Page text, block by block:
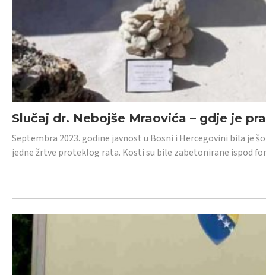
Slučaj dr. Nebojše Mraovića – gdje je
Septembra 2023. godine javnost u Bosni i Hercegovini bila je
jedne žrtve proteklog rata. Kosti su bile zabetonirane ispod